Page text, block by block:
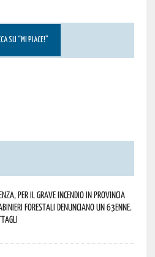
SU “MI PIACE!”
per il grave incendio in Provincia
forestali denunciano un 63enne.